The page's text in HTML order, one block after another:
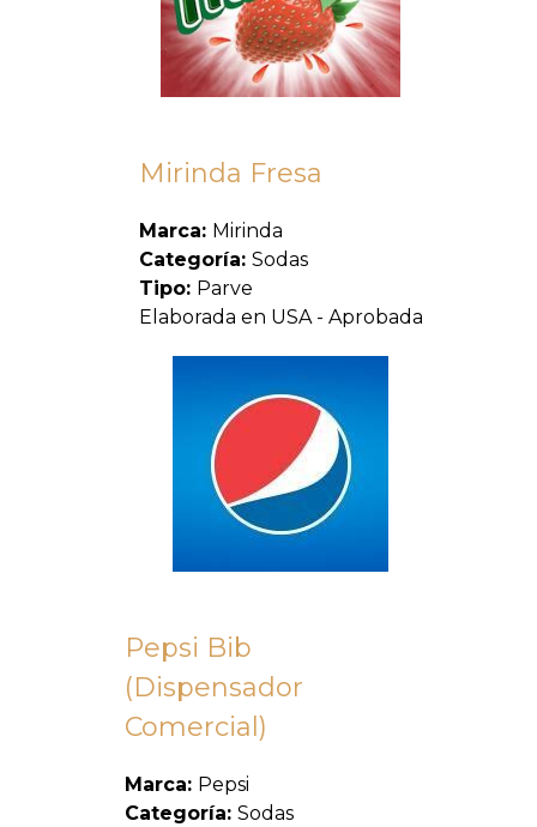
Mirinda Fresa
Marca: Mirinda
Categoría: Sodas
Tipo: Parve
Elaborada en USA - Aprobada
Pepsi Bib
(Dispensador
Comercial)
Marca: Pepsi
Categoría: Sodas